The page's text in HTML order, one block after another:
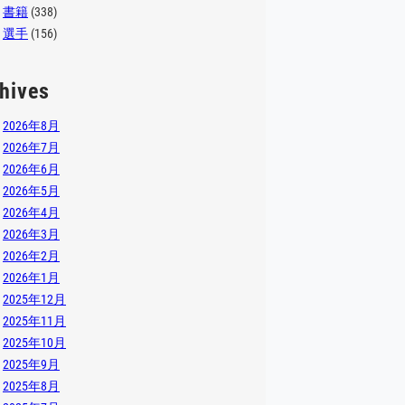
書籍 (338)
選手 (156)
2026年8月
2026年7月
2026年6月
2026年5月
2026年4月
2026年3月
2026年2月
2026年1月
2025年12月
2025年11月
2025年10月
2025年9月
2025年8月